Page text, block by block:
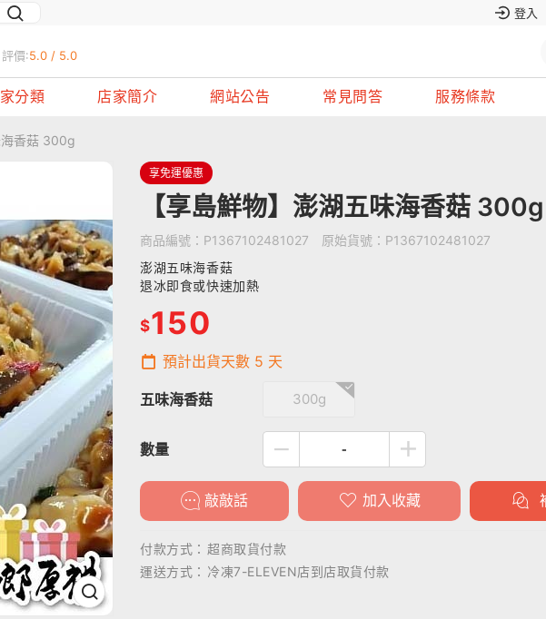
登入
評價:5.0 / 5.0
分類 店家簡介 網站公告 常見問答 服務條款
香菇 300g
享免運優惠
【享島鮮物】澎湖五味海香菇 300g
商品編號： P1367102481027 原始貨號： P1367102481027
澎湖五味海香菇
退冰即食或快速加熱
$150
預計出貨天數 5 天
五味海香菇 300g
數量
敲敲話 加入收藏
付款方式： 超商取貨付款
運送方式： 冷凍7-ELEVEN店到店取貨付款